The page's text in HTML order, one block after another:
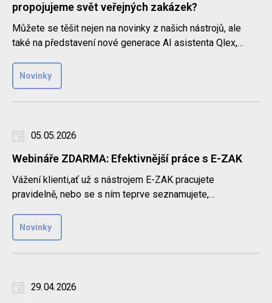
propojujeme svět veřejných zakázek?
Můžete se těšit nejen na novinky z našich nástrojů, ale
také na představení nové generace AI asistenta Qlex,
Novinky
05. 05. 2026
Webináře ZDARMA: Efektivnější práce s E-ZAK
Vážení klienti,ať už s nástrojem E-ZAK pracujete
pravidelně, nebo se s ním teprve seznamujete,
Novinky
29. 04. 2026